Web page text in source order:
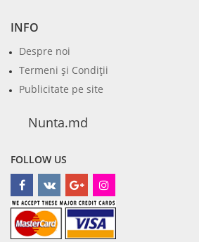
INFO
Despre noi
Termeni şi Condiţii
Publicitate pe site
Nunta.md
FOLLOW US